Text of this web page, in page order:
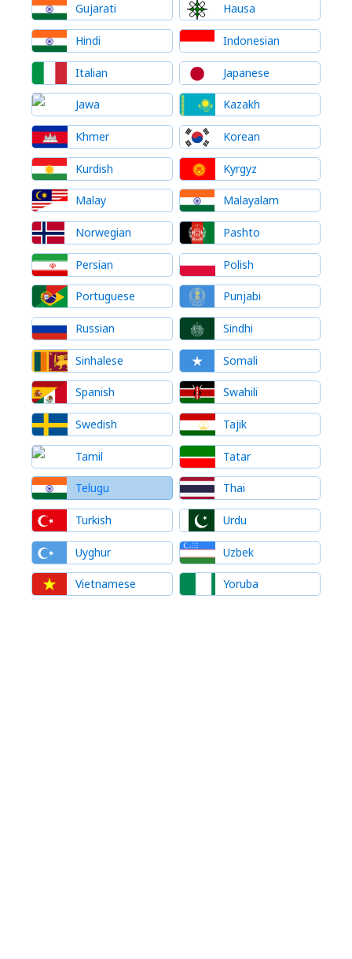
Gujarati Hausa
Hindi Indonesian
Italian Japanese
Jawa Kazakh
Khmer Korean
Kurdish Kyrgyz
Malay Malayalam
Norwegian Pashto
Persian Polish
Portuguese Punjabi
Russian Sindhi
Sinhalese Somali
Spanish Swahili
Swedish Tajik
Tamil Tatar
Telugu Thai
Turkish Urdu
Uyghur Uzbek
Vietnamese Yoruba